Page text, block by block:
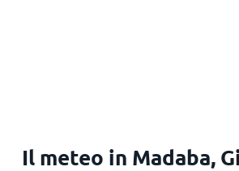
Il meteo in Madaba,